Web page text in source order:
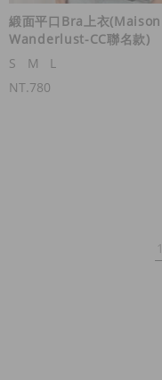
緞面平口Bra上衣(Maison
Wanderlust-CC聯名款)
S
M
L
NT.780
1